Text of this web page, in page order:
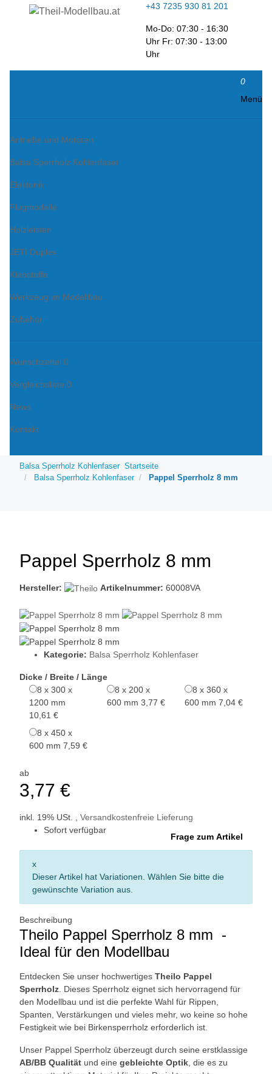
+43 7235 930 81 201
Mo-Do: 07:30 - 16:30
Uhr Fr: 07:30 - 13:00
Uhr
0
Menü
Antriebe und Motoren
Balsa Sperrholz Kohlenfaser
Elektonik
Flugmodelle
Holzleisten
JETI Duplex
Klebstoffe
Werkzeug im Modellbau
Zubehör
Wunschzettel 0
Vergleichsliste 0
News
Kontakt
Balsa Sperrholz Kohlenfaser Startseite
Balsa Sperrholz Kohlenfaser
Pappel Sperrholz 8 mm
Pappel Sperrholz 8 mm
Hersteller: Artikelnummer: 60008VA
Kategorie: Balsa Sperrholz Kohlenfaser
Dicke / Breite / Länge
8 x 300 x
1200 mm
10,61 €
8 x 200 x
600 mm 3,77 €
8 x 360 x
600 mm 7,04 €
8 x 450 x
600 mm 7,59 €
ab
3,77 €
inkl. 19% USt. , Versandkostenfreie Lieferung
Sofort verfügbar
Frage zum Artikel
x
Dieser Artikel hat Variationen. Wählen Sie bitte die
gewünschte Variation aus.
Beschreibung
Theilo Pappel Sperrholz 8 mm -
Ideal für den Modellbau
Entdecken Sie unser hochwertiges Theilo Pappel
Sperrholz . Dieses Sperrholz eignet sich hervorragend für
den Modellbau und ist die perfekte Wahl für Rippen,
Spanten, Verstärkungen und vieles mehr, wo keine so hohe
Festigkeit wie bei Birkensperrholz erforderlich ist.
Unser Pappel Sperrholz überzeugt durch seine erstklassige
AB/BB Qualität und eine gebleichte Optik , die es zu